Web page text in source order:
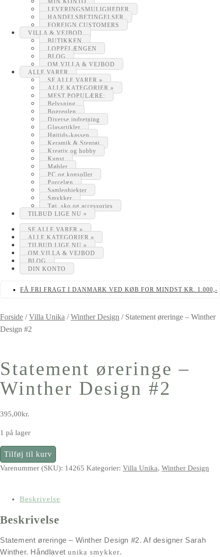
MIN KONTO
LEVERINGSMULIGHEDER
HANDELSBETINGELSER
FOREIGN CUSTOMERS
VILLA & VEJBOD
BUTIKKEN
LOPPELÆNGEN
BLOG
OM VILLA & VEJBOD
ALLE VARER
SE ALLE VARER »
ALLE KATEGORIER »
MEST POPULÆRE:
Belysning
Bogreolen
Diverse indretning
Glasartikler
Højtids-kassen
Keramik & Stentøj
Kreativ og hobby
Kunst
Møbler
PC og konsoller
Porcelæn
Samleobjekter
Smykker
Tøj, sko og accessories
TILBUD LIGE NU »
SE ALLE VARER »
ALLE KATEGORIER »
TILBUD LIGE NU »
OM VILLA & VEJBOD
BLOG
DIN KONTO
FÅ FRI FRAGT I DANMARK VED KØB FOR MINDST KR. 1.000,-
Forside /Villa Unika /Winther Design / Statement øreringe – Winther
Design #2
Statement øreringe –
Winther Design #2
395,00kr.
1 på lager
Statement
øreringe
Design
antal
Tilføj til kurv
Varenummer (SKU): 14265 Kategorier: Villa Unika, Winther Design
Beskrivelse
Beskrivelse
Statement øreringe – Winther Design #2. Af designer Sarah
Winther. Håndlavetunika smykker.